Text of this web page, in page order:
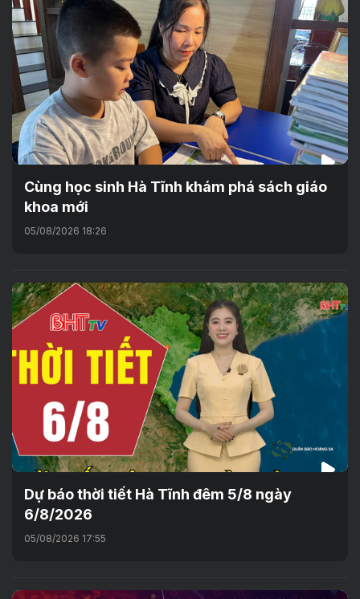
Cùng học sinh Hà Tĩnh khám phá sách giáo
khoa mới
05/08/2026 18:26
Dự báo thời tiết Hà Tĩnh đêm 5/8 ngày
6/8/2026
05/08/2026 17:55